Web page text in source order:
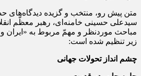
متن پیش رو، منتخب و گزیده دیدگاه‌های
سیدعلی حسینی خامنه‌ای، رهبر معظّم
مباحث موردنظر و مهمّ مربوط به
زیر تنظیم شده است:
چشم انداز تحولات جهانی